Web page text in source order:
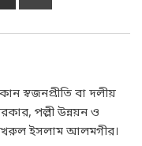
স্বজনপ্রীতি বা দলীয়
পল্লী উন্নয়ন ও
ফখরুল ইসলাম আলমগীর।